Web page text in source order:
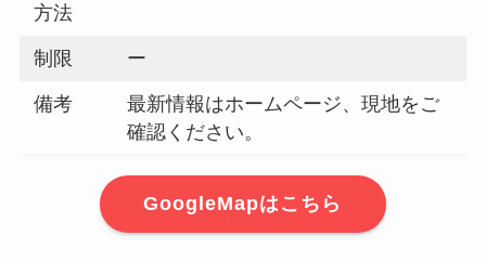
方法
制限 ー
備考
最新情報はホームページ、現地をご
確認ください。
GoogleMapはこちら